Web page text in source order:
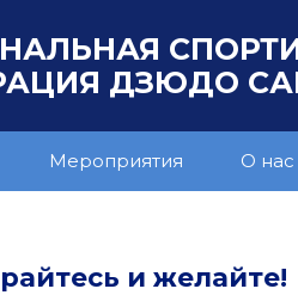
ДЗЮДО
Мероприятия О нас
и желайте!